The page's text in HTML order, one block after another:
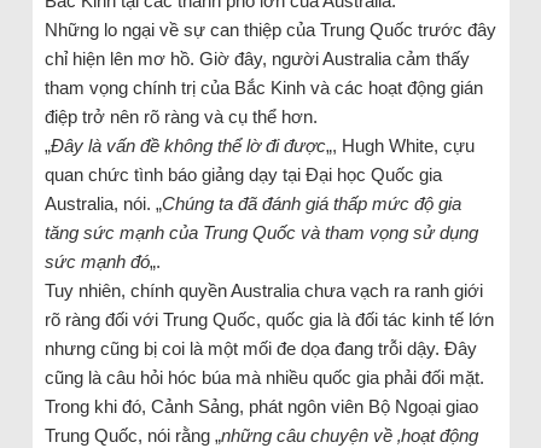
Những lo ngại về sự can thiệp của Trung Quốc trước đây
chỉ hiện lên mơ hồ. Giờ đây, người Australia cảm thấy
tham vọng chính trị của Bắc Kinh và các hoạt động gián
điệp trở nên rõ ràng và cụ thể hơn.
„Đây là vấn đề không thể lờ đi được„, Hugh White, cựu
quan chức tình báo giảng dạy tại Đại học Quốc gia
Australia, nói. „Chúng ta đã đánh giá thấp mức độ gia
tăng sức mạnh của Trung Quốc và tham vọng sử dụng
sức mạnh đó„.
Tuy nhiên, chính quyền Australia chưa vạch ra ranh giới
rõ ràng đối với Trung Quốc, quốc gia là đối tác kinh tế lớn
nhưng cũng bị coi là một mối đe dọa đang trỗi dậy. Đây
cũng là câu hỏi hóc búa mà nhiều quốc gia phải đối mặt.
Trong khi đó, Cảnh Sảng, phát ngôn viên Bộ Ngoại giao
Trung Quốc, nói rằng „những câu chuyện về ‚hoạt động